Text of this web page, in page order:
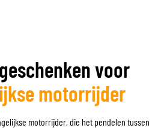
voor
motorrijder
motorrijder, die het pendelen tussen